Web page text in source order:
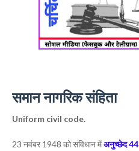
समान नागरिक संहिता
Uniform civil code.
23 नवंबर 1948 को संविधान मेंअनुच्छेद 44